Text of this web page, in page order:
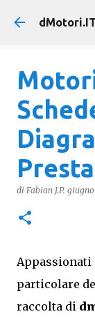
dMotori.IT
di Fabian J.P. giugno
Appassionati
particolare
raccolta di